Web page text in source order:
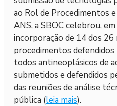
ao Rol de Procedimentos
ANS, a SBOC celebrou,
incorporação de 14 dos 26
procedimentos
todos antineoplásicos de
submetidos e defendidos
das reuniões de análise
pública (leia mais).